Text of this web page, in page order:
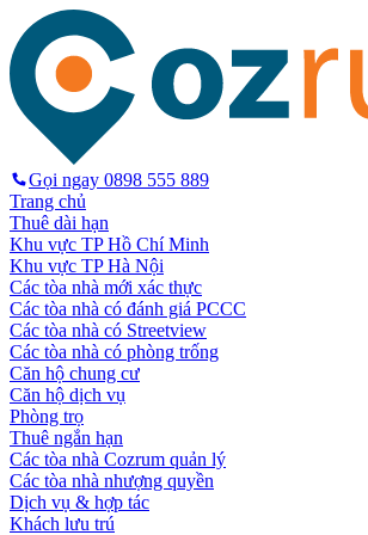
Gọi ngay 0898 555 889
Trang chủ
Thuê dài hạn
Khu vực TP Hồ Chí Minh
Khu vực TP Hà Nội
Các tòa nhà mới xác thực
Các tòa nhà có đánh giá PCCC
Các tòa nhà có Streetview
Các tòa nhà có phòng trống
Căn hộ chung cư
Căn hộ dịch vụ
Phòng trọ
Thuê ngắn hạn
Các tòa nhà Cozrum quản lý
Các tòa nhà nhượng quyền
Dịch vụ & hợp tác
Khách lưu trú